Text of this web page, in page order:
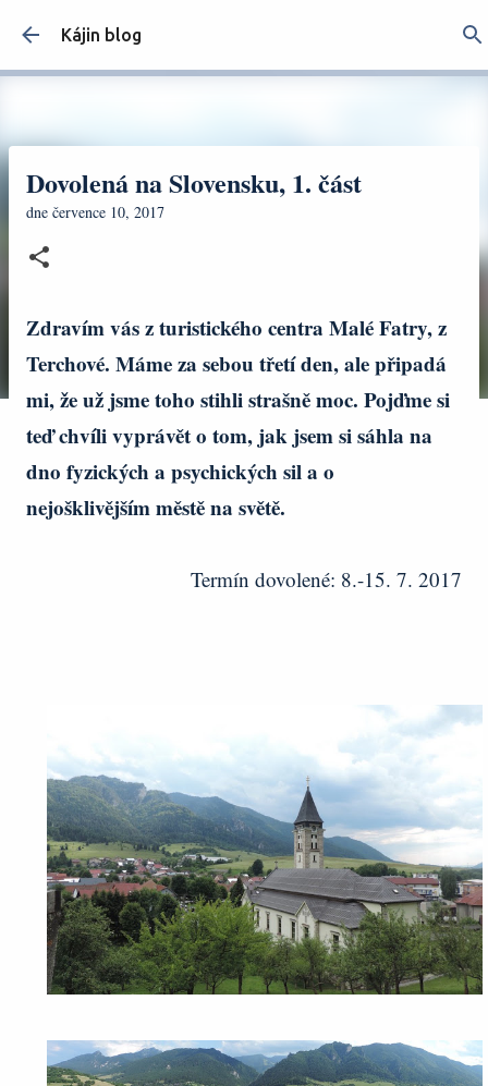
Kájin blog
Dovolená na Slovensku, 1. část
dne července 10, 2017
Zdravím vás z turistického centra Malé Fatry, z
Terchové. Máme za sebou třetí den, ale připadá
mi, že už jsme toho stihli strašně moc. Pojďme si
teď chvíli vyprávět o tom, jak jsem si sáhla na
dno fyzických a psychických sil a o
nejošklivějším městě na světě.
Termín dovolené: 8.-15. 7. 2017